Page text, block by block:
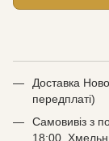
Доставка
передплаті)
Самовивіз з
18:00,